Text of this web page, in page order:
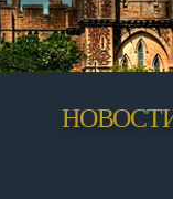
НОВОСТИ